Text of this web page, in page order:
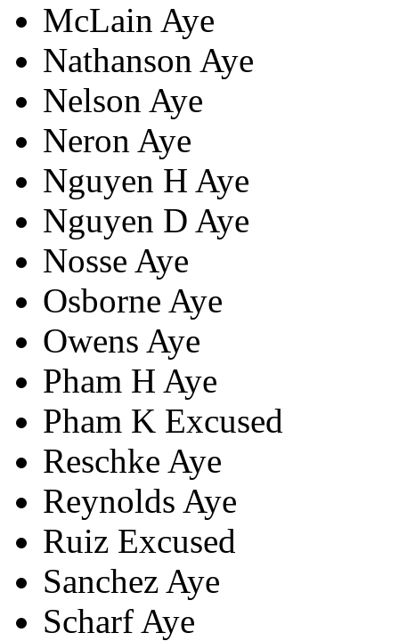
McLain Aye
Nathanson Aye
Nelson Aye
Neron Aye
Nguyen H Aye
Nguyen D Aye
Nosse Aye
Osborne Aye
Owens Aye
Pham H Aye
Pham K Excused
Reschke Aye
Reynolds Aye
Ruiz Excused
Sanchez Aye
Scharf Aye